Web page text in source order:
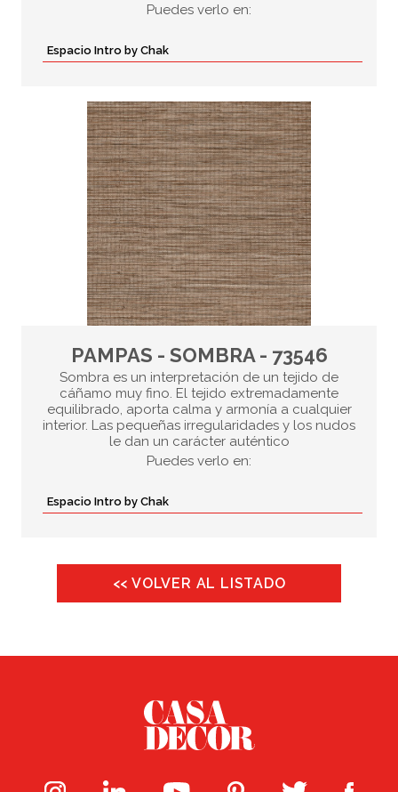
Puedes verlo en:
Espacio Intro by Chak
PAMPAS - SOMBRA - 73546
Sombra es un interpretación de un tejido de
cáñamo muy fino. El tejido extremadamente
equilibrado, aporta calma y armonía a cualquier
interior. Las pequeñas irregularidades y los nudos
le dan un carácter auténtico
Puedes verlo en:
Espacio Intro by Chak
<< VOLVER AL LISTADO